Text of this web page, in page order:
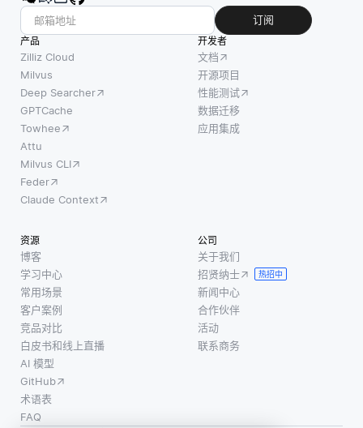
订阅
产品
Zilliz Cloud
Milvus
Deep Searcher
GPTCache
Towhee
Attu
Milvus CLI
Feder
Claude Context
开发者
文档
开源项目
性能测试
数据迁移
应用集成
资源
博客
学习中心
常用场景
客户案例
竞品对比
白皮书和线上直播
AI 模型
GitHub
术语表
FAQ
公司
关于我们
招贤纳士
热招中
新闻中心
合作伙伴
活动
联系商务